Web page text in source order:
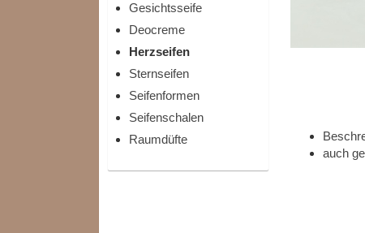
Gesichtsseife
Deocreme
Herzseifen
Sternseifen
Seifenformen
Seifenschalen
Raumdüfte
auch